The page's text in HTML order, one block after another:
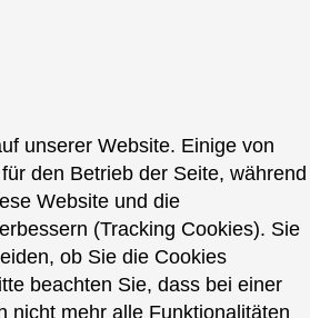
unserer Website. Einige von
den Betrieb der Seite, während
Website und die
(Tracking Cookies). Sie
ob Sie die Cookies
beachten Sie, dass bei einer
nicht mehr alle Funktionalitäten